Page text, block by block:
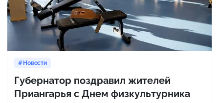
Новости
Губернатор поздравил жителей
Приангарья с Днем физкультурника